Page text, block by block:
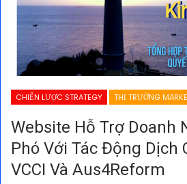
CHIẾN LƯỢC STRATEGY
Website Hỗ Trợ Doanh
Phó Với Tác Động Dịch
VCCI Và Aus4Reform